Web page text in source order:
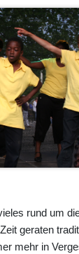
rund um
geraten
mehr in